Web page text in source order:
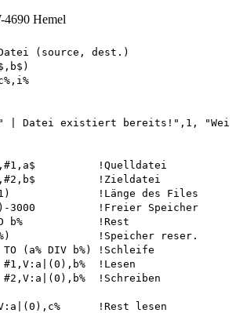
4690 Hemel
(source, dest.)
| Datei existiert bereits!",1,
!Quelldatei
!Zieldatei
!Länge des Files
3000          !Freier Speicher
b%            !Rest
!Speicher reser.
(a% DIV b%) !Schleife
!Lesen
!Schreiben
!Rest lesen